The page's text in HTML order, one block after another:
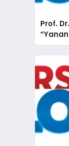
Prof.
büyük